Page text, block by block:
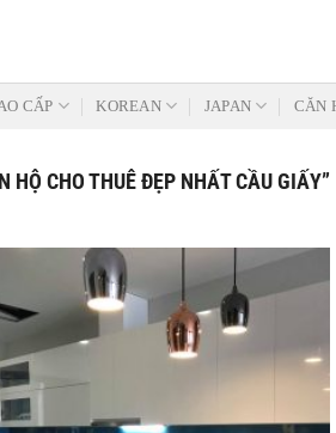
CẤP KOREAN JAPAN CĂN
HỘ CHO THUÊ ĐẸP NHẤT CẦU GIẤY”
Add to